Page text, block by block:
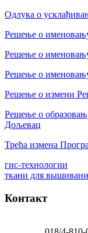
Одлука о
Решење о
Решење о
Решење о
Решење о измени
Решење о
Дољевац
Трећа измена
гис-технологии
ткани для
Контакт